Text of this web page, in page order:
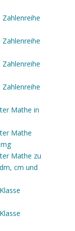
Mathe in
Mathe
Mathe zu
cm und